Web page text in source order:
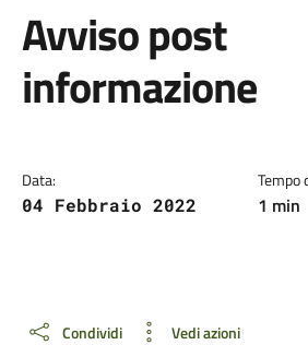
Avviso post
informazione
Data:
04 Febbraio 2022
Tempo
1 min
Condividi Vedi azioni